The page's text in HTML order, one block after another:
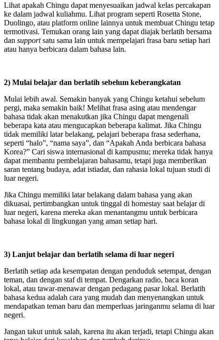
Lihat apakah Chingu dapat menyesuaikan jadwal kelas percakapan
ke dalam jadwal kuliahmu. Lihat program seperti Rosetta Stone,
Duolingo, atau platform online lainnya untuk membuat Chingu tetap
termotivasi. Temukan orang lain yang dapat diajak berlatih bersama
dan supportsatu sama lain untuk mempelajari frasa baru setiap hari
atau hanya berbicara dalam bahasa lain.
2) Mulai belajar dan berlatih sebelum keberangkatan
Mulai lebih awal. Semakin banyak yang Chingu ketahui sebelum
pergi, maka semakin baik! Melihat frasa asing atau mendengar
bahasa tidak akan menakutkan jika Chingu dapat mengenali
beberapa kata atau mengucapkan beberapa kalimat. Jika Chingu
tidak memiliki latar belakang, pelajari beberapa frasa sederhana,
seperti “halo”, “nama saya”, dan “Apakah Anda berbicara bahasa
Korea?” Cari siswa internasional di kampusmu; mereka tidak hanya
dapat membantu pembelajaran bahasamu, tetapi juga memberikan
saran tentang budaya, adat istiadat, dan rahasia lokal tujuan studi di
luar negeri.
Jika Chingu memiliki latar belakang dalam bahasa yang akan
dikuasai, pertimbangkan untuk tinggal di homestay saat belajar di
luar negeri, karena mereka akan menantangmu untuk berbicara
bahasa lokal di lingkungan yang aman setiap hari.
3) Lanjut belajar dan berlatih selama di luar negeri
Berlatih setiap ada kesempatan dengan penduduk setempat, dengan
teman, dan dengan staf di tempat. Dengarkan radio, baca koran
lokal, atau tawar-menawar dengan pedagang pasar lokal. Berlatih
bahasa kedua adalah cara yang mudah dan menyenangkan untuk
mendapatkan teman baru dan memperluas jaringanmu selama di luar
negeri.
Jangan takut untuk salah, karena itu akan terjadi, tetapi Chingu akan